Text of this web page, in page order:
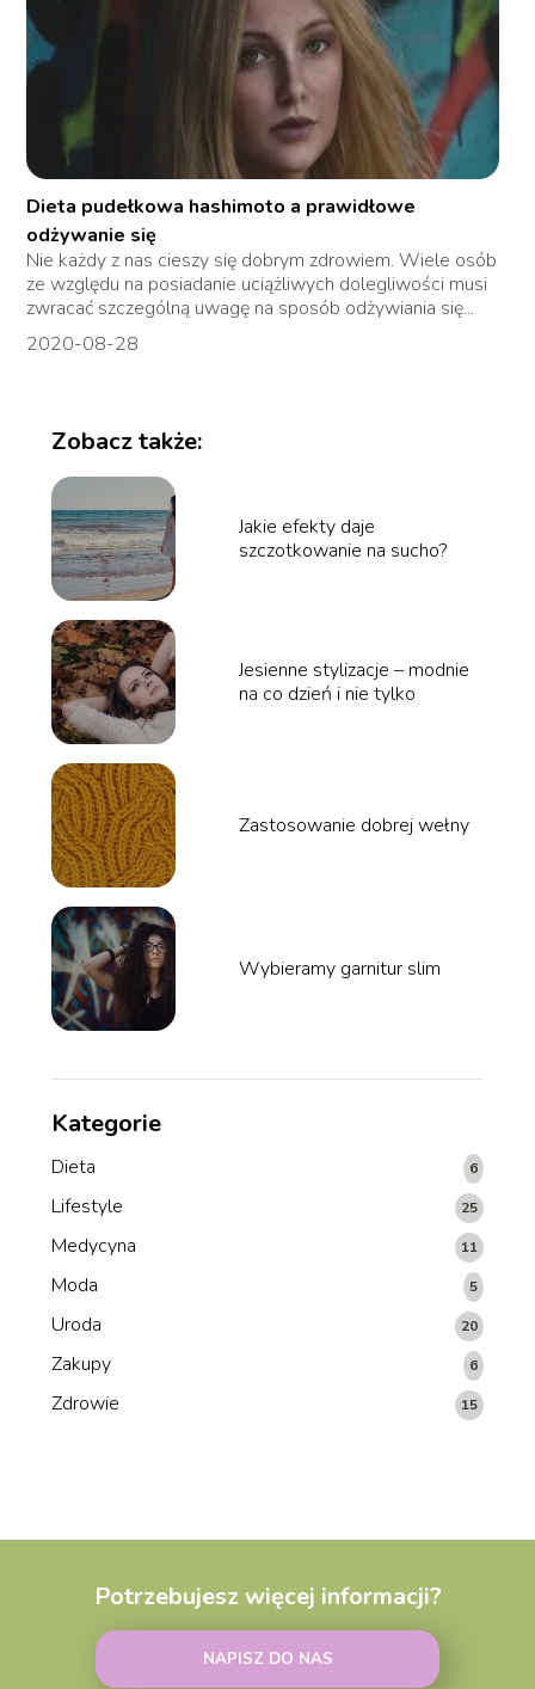
Dieta pudełkowa hashimoto a prawidłowe
odżywanie się
Nie każdy z nas cieszy się dobrym zdrowiem. Wiele osób
ze względu na posiadanie uciążliwych dolegliwości musi
zwracać szczególną uwagę na sposób odżywiania się...
2020-08-28
Zobacz także:
Jakie efekty daje
szczotkowanie na sucho?
Jesienne stylizacje – modnie
na co dzień i nie tylko
Zastosowanie dobrej wełny
Wybieramy garnitur slim
Kategorie
Dieta 6
Lifestyle 25
Medycyna 11
Moda 5
Uroda 20
Zakupy 6
Zdrowie 15
Potrzebujesz więcej informacji?
NAPISZ DO NAS